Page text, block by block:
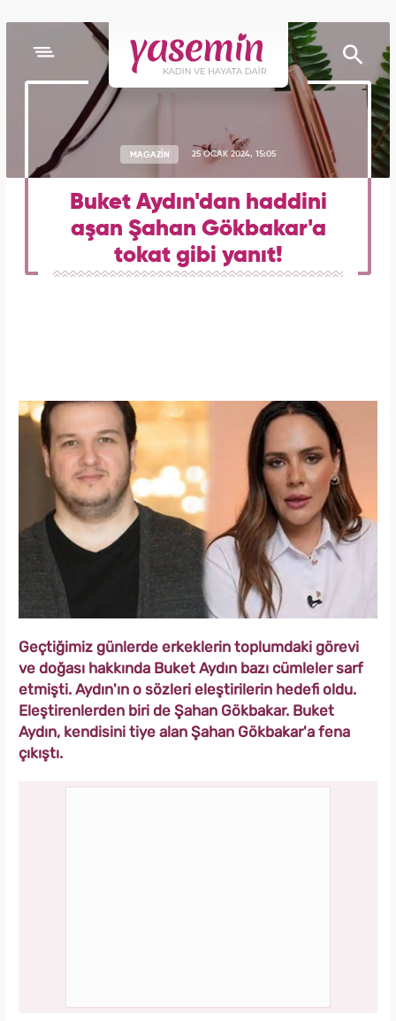
MAGAZİN 25 OCAK 2024, 15:05
Buket Aydın'dan haddini
aşan Şahan Gökbakar'a
tokat gibi yanıt!
Geçtiğimiz günlerde erkeklerin toplumdaki görevi
ve doğası hakkında Buket Aydın bazı cümleler sarf
etmişti. Aydın'ın o sözleri eleştirilerin hedefi oldu.
Eleştirenlerden biri de Şahan Gökbakar. Buket
Aydın, kendisini tiye alan Şahan Gökbakar'a fena
çıkıştı.